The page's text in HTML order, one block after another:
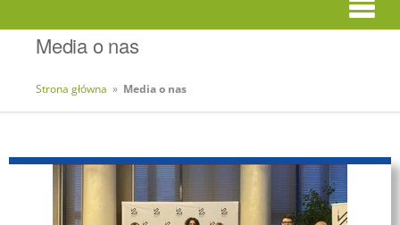
Media o nas
Strona główna » Media o nas